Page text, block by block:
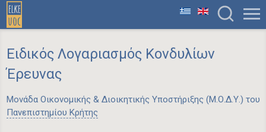
Ειδικός Λογαριασμός Κονδυλίων
Έρευνας
Μονάδα Οικονομικής & Διοικητικής Υποστήριξης (Μ.Ο.Δ.Υ.) του
Πανεπιστημίου Κρήτης